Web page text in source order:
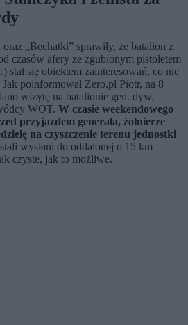
„Bechatki” sprawiły, że batalion z
czasów afery ze zgubionym pistoletem
stał się obiektem zainteresowań, co nie
poinformował Zero.pl Piotr, na 8
wizytę na batalionie gen. dyw.
WOT. W czasie weekendowego
przyjazdem generała, żołnierze
na czyszczenie terenu jednostki
wysłani do oddalonej o 15 km
czyste, jak to możliwe.